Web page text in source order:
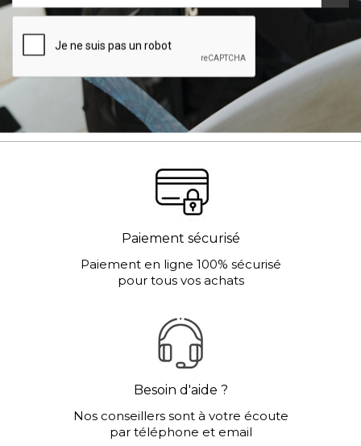
Paiement sécurisé
Paiement en ligne 100% sécurisé
pour tous vos achats
Besoin d'aide ?
Nos conseillers sont à votre écoute
par téléphone et email